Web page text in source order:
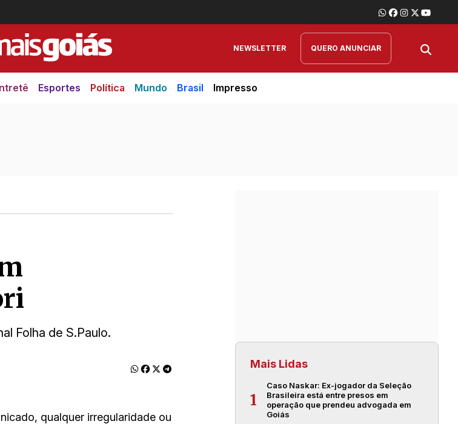
NEWSLETTER QUERO ANUNCIAR
Esportes Política Mundo Brasil Impresso
Folha de S.Paulo.
qualquer irregularidade ou
Mais Lidas
1
Caso Naskar: Ex-jogador da Seleção
Brasileira está entre presos em
operação que prendeu advogada em
Goiás